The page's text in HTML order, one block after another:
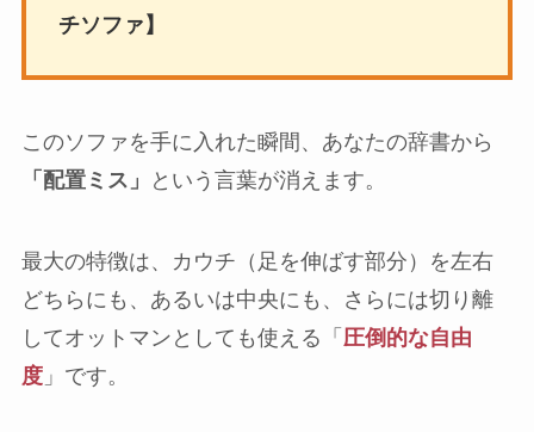
チソファ】
このソファを手に入れた瞬間、あなたの辞書から
「配置ミス」
という言葉が消えます。
最大の特徴は、カウチ（足を伸ばす部分）を左右
どちらにも、あるいは中央にも、さらには切り離
してオットマンとしても使える「 圧倒的な自由
度」です。